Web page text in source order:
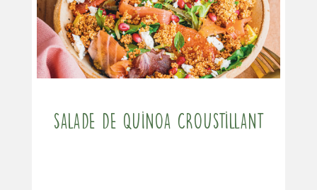
Salade de quinoa croustillant